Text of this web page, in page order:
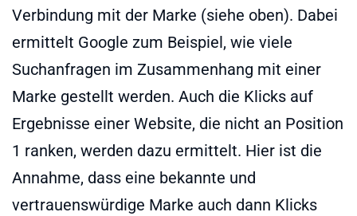
Verbindung mit der Marke (siehe oben). Dabei
ermittelt Google zum Beispiel, wie viele
Suchanfragen im Zusammenhang mit einer
Marke gestellt werden. Auch die Klicks auf
Ergebnisse einer Website, die nicht an Position
1 ranken, werden dazu ermittelt. Hier ist die
Annahme, dass eine bekannte und
vertrauenswürdige Marke auch dann Klicks